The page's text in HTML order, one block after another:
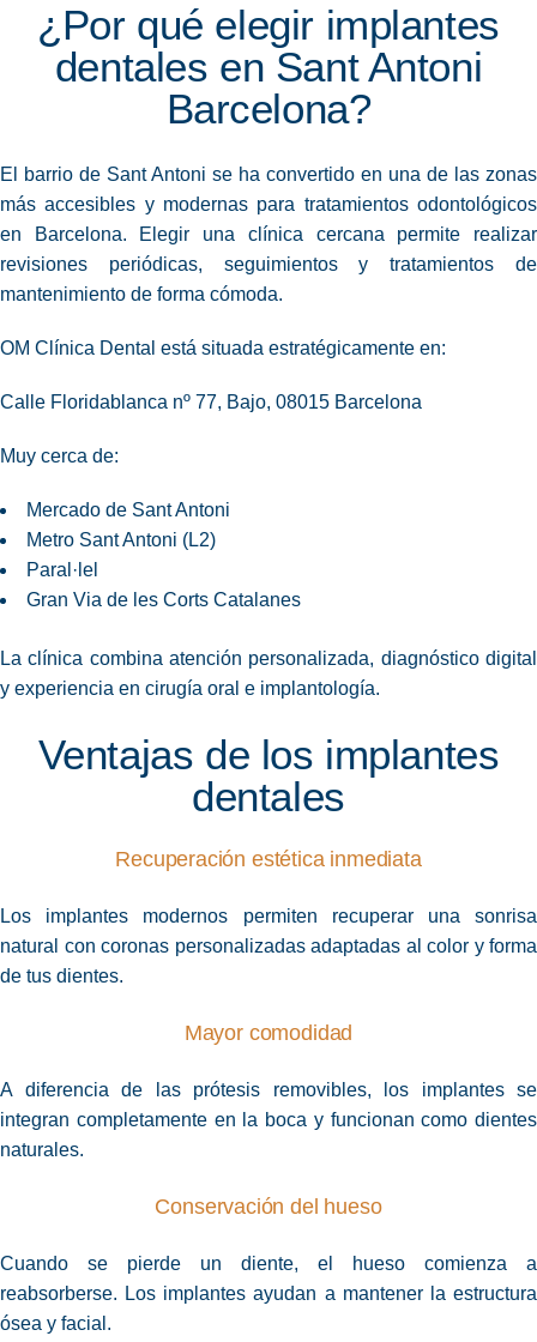
¿Por qué elegir implantes
dentales en Sant Antoni
Barcelona?
El barrio de Sant Antoni se ha convertido en una de las zonas
más accesibles y modernas para tratamientos odontológicos
en Barcelona. Elegir una clínica cercana permite realizar
revisiones periódicas, seguimientos y tratamientos de
mantenimiento de forma cómoda.
OM Clínica Dental está situada estratégicamente en:
Calle Floridablanca nº 77, Bajo, 08015 Barcelona
Muy cerca de:
Mercado de Sant Antoni
Metro Sant Antoni (L2)
Paral·lel
Gran Via de les Corts Catalanes
La clínica combina atención personalizada, diagnóstico digital
y experiencia en cirugía oral e implantología.
Ventajas de los implantes
dentales
Recuperación estética inmediata
Los implantes modernos permiten recuperar una sonrisa
natural con coronas personalizadas adaptadas al color y forma
de tus dientes.
Mayor comodidad
A diferencia de las prótesis removibles, los implantes se
integran completamente en la boca y funcionan como dientes
naturales.
Conservación del hueso
Cuando se pierde un diente, el hueso comienza a
reabsorberse. Los implantes ayudan a mantener la estructura
ósea y facial.